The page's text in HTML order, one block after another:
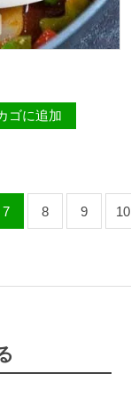
ゴに追加
7 8 9 10